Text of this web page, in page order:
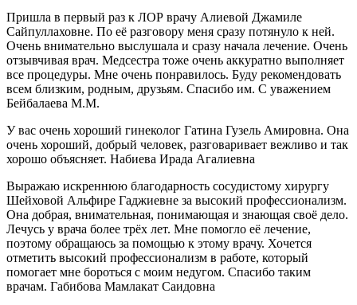
Пришла в первый раз к ЛОР врачу Алиевой Джамиле
Сайпуллаховне. По её разговору меня сразу потянуло к ней.
Очень внимательно выслушала и сразу начала лечение. Очень
отзывчивая врач. Медсестра тоже очень аккуратно выполняет
все процедуры. Мне очень понравилось. Буду рекомендовать
всем близким, родным, друзьям. Спасибо им. С уважением
Бейбалаева М.М.
У вас очень хороший гинеколог Гатина Гузель Амировна. Она
очень хороший, добрый человек, разговаривает вежливо и так
хорошо объясняет. Набиева Ирада Агалиевна
Выражаю искреннюю благодарность сосудистому хирургу
Шейховой Альфире Гаджиевне за высокий профессионализм.
Она добрая, внимательная, понимающая и знающая своё дело.
Лечусь у врача более трёх лет. Мне помогло её лечение,
поэтому обращаюсь за помощью к этому врачу. Хочется
отметить высокий профессионализм в работе, который
помогает мне бороться с моим недугом. Спасибо таким
врачам. Габибова Мамлакат Саидовна